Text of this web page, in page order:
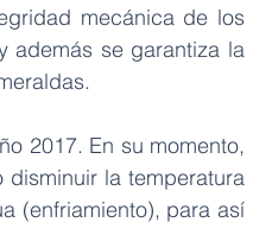
mecánica de los
además se garantiza la
2017. En su momento,
disminuir la temperatura
(enfriamiento), para así